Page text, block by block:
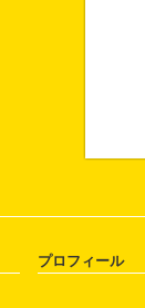
プロフィール